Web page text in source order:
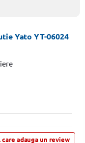
Yato YT-06024
adauga un review